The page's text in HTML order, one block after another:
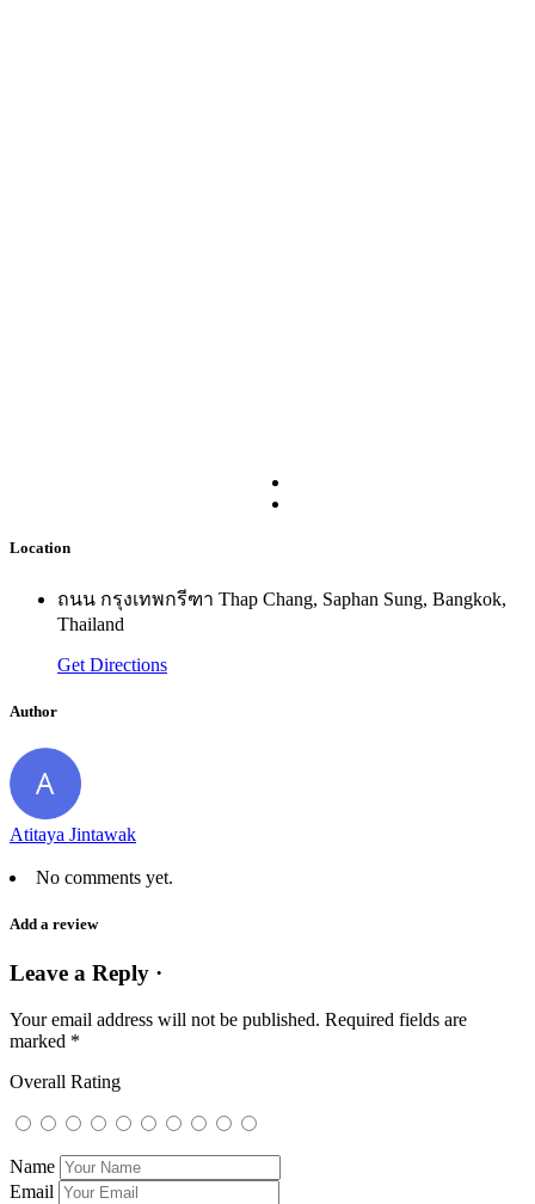
Location
ถนน กรุงเทพกรีฑา Thap Chang, Saphan Sung, Bangkok,
Thailand
Get Directions
Author
Atitaya Jintawak
No comments yet.
Add a review
Leave a Reply ·
Your email address will not be published. Required fields are
marked *
Overall Rating
Name
Email